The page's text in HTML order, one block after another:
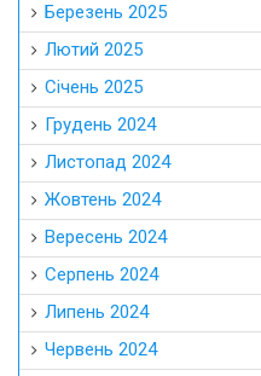
Березень 2025
Лютий 2025
Січень 2025
Грудень 2024
Листопад 2024
Жовтень 2024
Вересень 2024
Серпень 2024
Липень 2024
Червень 2024